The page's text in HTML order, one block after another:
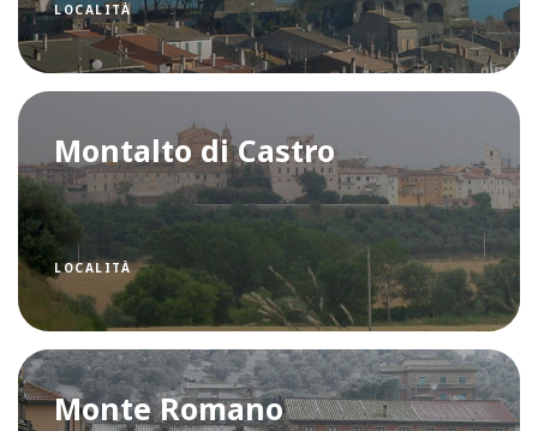
LOCALITÀ
Montalto di Castro
LOCALITÀ
Monte Romano